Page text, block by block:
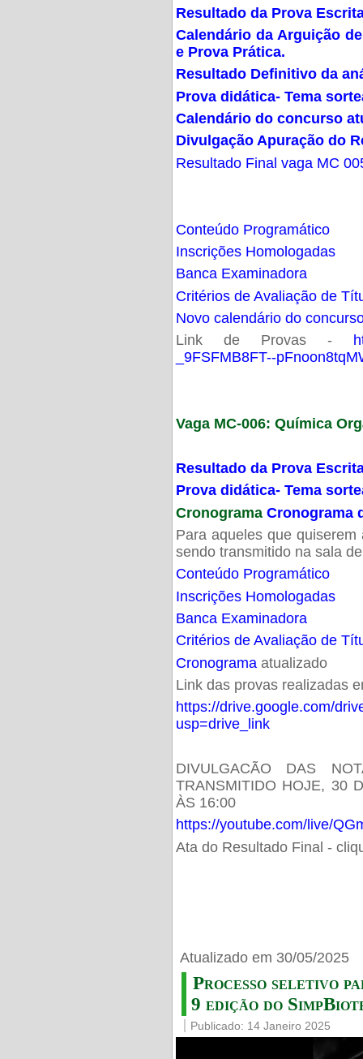
Resultado da Prova
Calendário da Arguição
e Prova Prática.
Resultado Definitivo da
Prova didática- Tema
Calendário do concurso
Divulgação Apuração do
Resultado Final vaga MC
Conteúdo Programático
Inscrições Homologadas
Banca Examinadora
Critérios de Avaliação de
Novo calendário do
Link de Provas -
_9FSFMB8FT--
Vaga MC-006: Química
Resultado da Prova
Prova didática- Tema
Cronograma Cronograma
Para aqueles que
sendo transmitido na sala
Conteúdo Programático
Inscrições Homologadas
Banca Examinadora
Critérios de Avaliação de
Cronogramaatualizado
Link das provas realizadas
https://drive.google.com/
usp=drive_link
DIVULGACÃO DAS
TRANSMITIDO HOJE, 30
ÀS 16:00
https://youtube.com/live/
Ata do Resultado Final -
Atualizado em 30/05/2025
Processo seletivo
9 edição do
Publicado: 14 Janeiro 2025